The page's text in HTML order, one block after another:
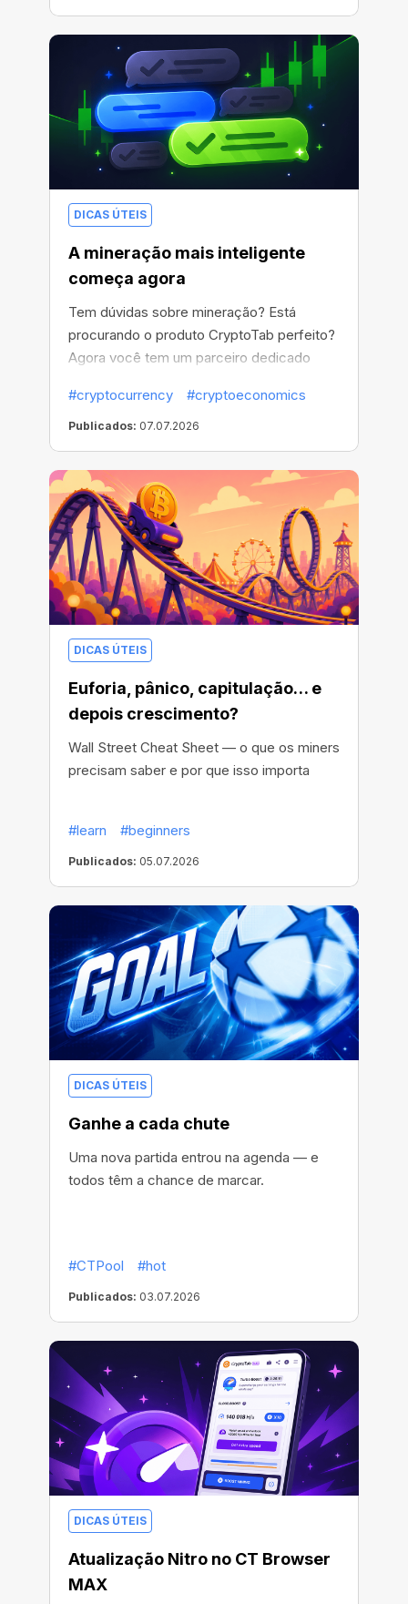
DICAS ÚTEIS
A mineração mais inteligente
começa agora
Tem dúvidas sobre mineração? Está
procurando o produto CryptoTab perfeito?
Agora você tem um parceiro dedicado
#cryptocurrency
#cryptoeconomics
Publicados: 07.07.2026
DICAS ÚTEIS
Euforia, pânico, capitulação… e
depois crescimento?
Wall Street Cheat Sheet — o que os miners
precisam saber e por que isso importa
#learn #beginners
Publicados: 05.07.2026
DICAS ÚTEIS
Ganhe a cada chute
Uma nova partida entrou na agenda — e
todos têm a chance de marcar.
#CTPool #hot
Publicados: 03.07.2026
DICAS ÚTEIS
Atualização Nitro no CT Browser
MAX